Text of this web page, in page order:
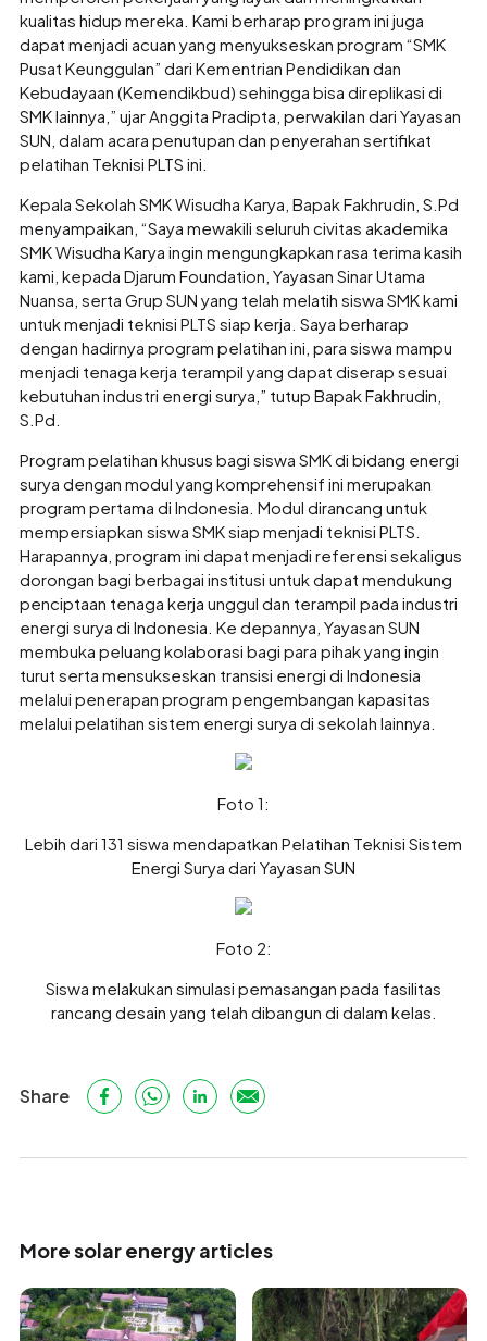
kualitas hidup mereka. Kami berharap program ini juga
dapat menjadi acuan yang menyukseskan program “SMK
Pusat Keunggulan” dari Kementrian Pendidikan dan
Kebudayaan (Kemendikbud) sehingga bisa direplikasi di
SMK lainnya,” ujar Anggita Pradipta, perwakilan dari Yayasan
SUN, dalam acara penutupan dan penyerahan sertifikat
pelatihan Teknisi PLTS ini.
Kepala Sekolah SMK Wisudha Karya, Bapak Fakhrudin, S.Pd
menyampaikan, “Saya mewakili seluruh civitas akademika
SMK Wisudha Karya ingin mengungkapkan rasa terima kasih
kami, kepada Djarum Foundation, Yayasan Sinar Utama
Nuansa, serta Grup SUN yang telah melatih siswa SMK kami
untuk menjadi teknisi PLTS siap kerja. Saya berharap
dengan hadirnya program pelatihan ini, para siswa mampu
menjadi tenaga kerja terampil yang dapat diserap sesuai
kebutuhan industri energi surya,” tutup Bapak Fakhrudin,
S.Pd.
Program pelatihan khusus bagi siswa SMK di bidang energi
surya dengan modul yang komprehensif ini merupakan
program pertama di Indonesia. Modul dirancang untuk
mempersiapkan siswa SMK siap menjadi teknisi PLTS.
Harapannya, program ini dapat menjadi referensi sekaligus
dorongan bagi berbagai institusi untuk dapat mendukung
penciptaan tenaga kerja unggul dan terampil pada industri
energi surya di Indonesia. Ke depannya, Yayasan SUN
membuka peluang kolaborasi bagi para pihak yang ingin
turut serta mensukseskan transisi energi di Indonesia
melalui penerapan program pengembangan kapasitas
melalui pelatihan sistem energi surya di sekolah lainnya.
Foto 1:
Lebih dari 131 siswa mendapatkan Pelatihan Teknisi Sistem
Energi Surya dari Yayasan SUN
Foto 2:
Siswa melakukan simulasi pemasangan pada fasilitas
rancang desain yang telah dibangun di dalam kelas.
Share
More solar energy articles